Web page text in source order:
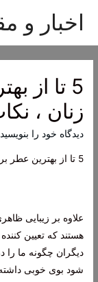
اخبار و
5 تا از
زنان ،
دیدگاه‌ خود را بنویسید
5 تا از بهترین عطر برای بررسی زنان ، نکات و راهنمای خرید
علاوه بر زیبایی
هستند که تعیین
دیگران چگونه ما
شود بوی خوبی